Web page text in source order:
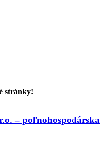
stránky!
– poľnohospodárska